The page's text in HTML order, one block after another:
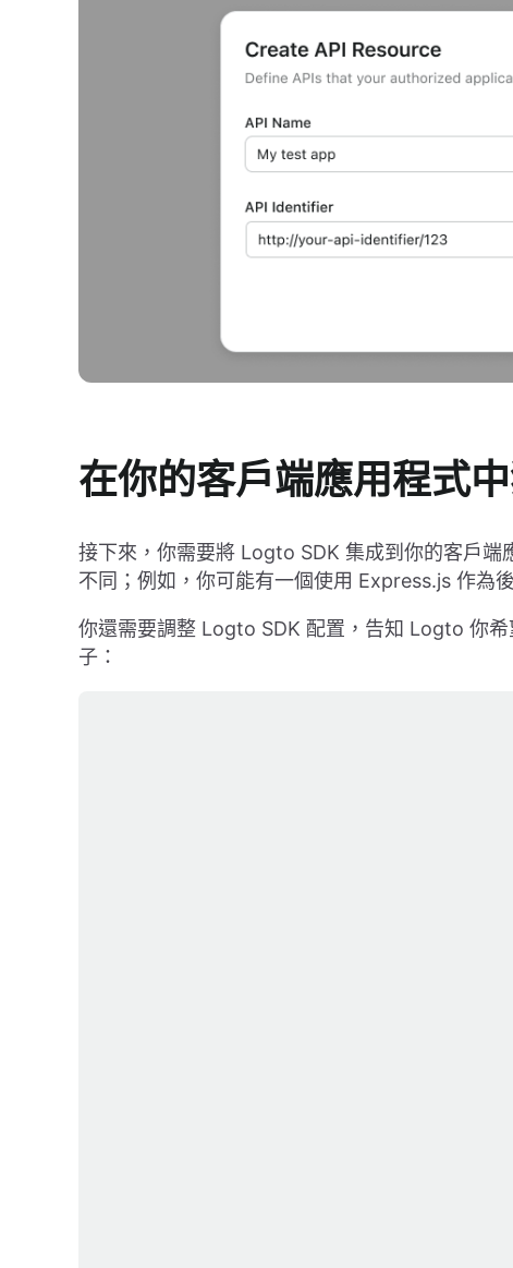
在你的客戶端應用程式
接下來，你需要將 Logto SDK 集成到你的客戶
不同；例如，你可能有一個使用 Express.js 作為
你還需要調整 Logto SDK 配置，告知 Logto 你
子：